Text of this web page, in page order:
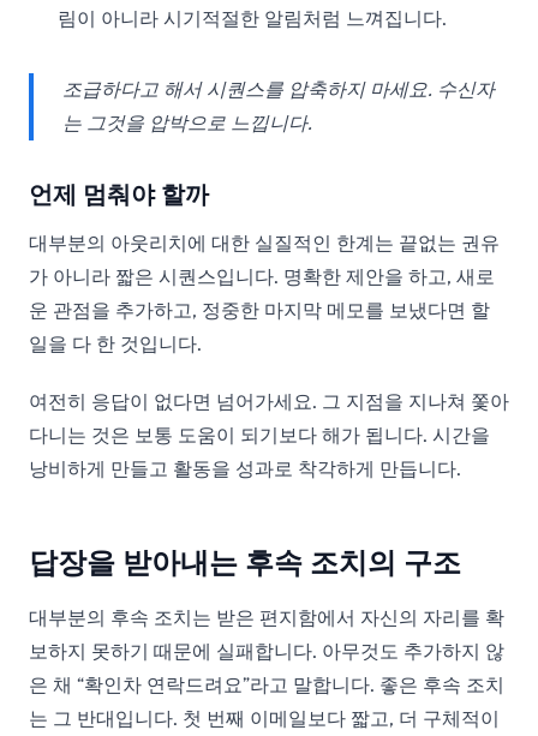
림이 아니라 시기적절한 알림처럼 느껴집니다.
조급하다고 해서 시퀀스를 압축하지 마세요. 수신자
는 그것을 압박으로 느낍니다.
언제 멈춰야 할까
대부분의 아웃리치에 대한 실질적인 한계는 끝없는 권유
가 아니라 짧은 시퀀스입니다. 명확한 제안을 하고, 새로
운 관점을 추가하고, 정중한 마지막 메모를 보냈다면 할
일을 다 한 것입니다.
여전히 응답이 없다면 넘어가세요. 그 지점을 지나쳐 쫓아
다니는 것은 보통 도움이 되기보다 해가 됩니다. 시간을
낭비하게 만들고 활동을 성과로 착각하게 만듭니다.
답장을 받아내는 후속 조치의 구조
대부분의 후속 조치는 받은 편지함에서 자신의 자리를 확
보하지 못하기 때문에 실패합니다. 아무것도 추가하지 않
은 채 “확인차 연락드려요”라고 말합니다. 좋은 후속 조치
는 그 반대입니다. 첫 번째 이메일보다 짧고, 더 구체적이